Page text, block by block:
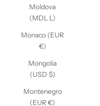
Moldova
(MDL L)
Monaco (EUR
€)
Mongolia
(USD $)
Montenegro
(EUR €)